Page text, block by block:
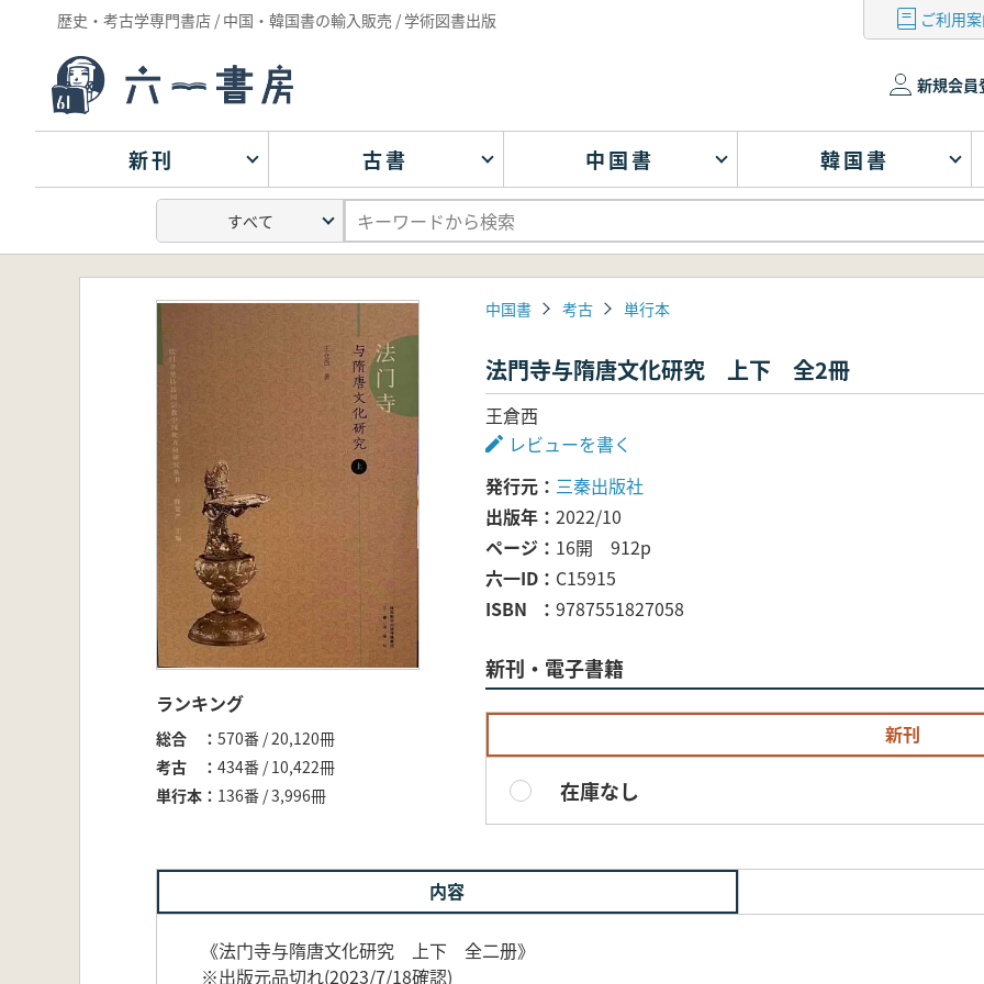
歴史・考古学専門書店 / 中国・韓国書の輸入販売 / 学術図書出版 ご利用
新規会員
新刊 古書 中国書 韓国書
ランキング
総合
570番 / 20,120冊
考古
434番 / 10,422冊
単行本
136番 / 3,996冊
中国書 考古 単行本
法門寺与隋唐文化研究 上下 全2冊
王倉西
レビューを書く
発行元
三秦出版社
出版年
2022/10
ページ
16開 912p
六一ID
C15915
ISBN
9787551827058
新刊・電子書籍
新刊
在庫なし
内容
《法门寺与隋唐文化研究 上下 全二册》
※出版元品切れ(2023/7/18確認)